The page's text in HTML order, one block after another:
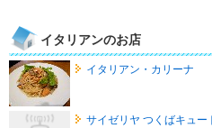
イタリアンのお店
イタリアン・カリーナ
サイゼリヤ つくばキュー